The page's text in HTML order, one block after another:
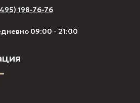
09:00 - 21:00
198-76-76